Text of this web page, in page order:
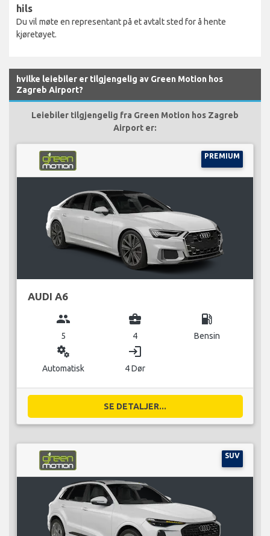
hils
Du vil møte en representant på et avtalt sted for å hente
kjøretøyet.
hvilke leiebiler er tilgjengelig av Green Motion hos
Zagreb Airport?
Leiebiler tilgjengelig fra Green Motion hos Zagreb
Airport er:
PREMIUM
AUDI A6
group
5
business_center
4
local_gas_station
Bensin
miscellaneous_services
Automatisk
login
4 Dør
SE DETALJER...
SUV